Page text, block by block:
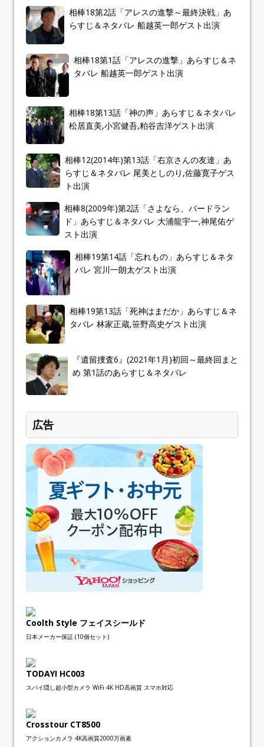
相棒18第2話「アレスの進撃～最終決戦」あ
らすじ＆ネタバレ 船越英一郎ゲスト出演
相棒18第1話「アレスの進撃」あらすじ＆ネ
タバレ 船越英一郎ゲスト出演
相棒18第13話「神の声」あらすじ＆ネタバレ
松居直美,小宮健吾,粕谷吉洋ゲスト出演
相棒12(2014年)第13話「右京さんの友達」あ
らすじ＆ネタバレ 尾美としのり,佐藤寛子ゲス
ト出演
相棒8(2009年)第2話「さよなら、バードラン
ド」あらすじ＆ネタバレ 大浦龍宇一,神尾佑ゲ
スト出演
相棒19第14話「忘れもの」あらすじ＆ネタ
バレ 宮川一朗太ゲスト出演
相棒19第13話「死神はまだか」あらすじ＆ネ
タバレ 林家正蔵,笹野高史ゲスト出演
『遺留捜査6』(2021年1月)初回～最終回まと
め 第1話のあらすじ＆ネタバレ
広告
Coolth Style フェイスシールド
日本メーカー保証 (10個セット)
TODAYI HC003
スパイ隠し超小型カメラ WiFi 4K HD高画質 スマホ対応
Crosstour CT8500
アクションカメラ 4K高画質2000万画素